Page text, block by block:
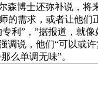
博士还弥补说，将
需求，或者让他
利”，”据报道，
说，他们“可以或
么单调无味”。